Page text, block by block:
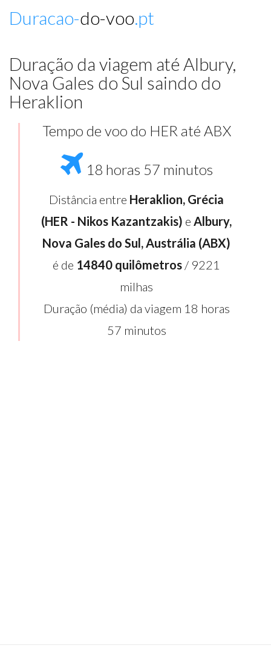
Duracao-do-voo.pt
Duração da viagem até Albury,
Nova Gales do Sul saindo do
Heraklion
Tempo de voo do HER até ABX
18 horas 57 minutos
Distância entre Heraklion, Grécia
(HER - Nikos Kazantzakis) e Albury,
Nova Gales do Sul, Austrália (ABX)
é de 14840 quilômetros / 9221
milhas
Duração (média) da viagem 18 horas
57 minutos